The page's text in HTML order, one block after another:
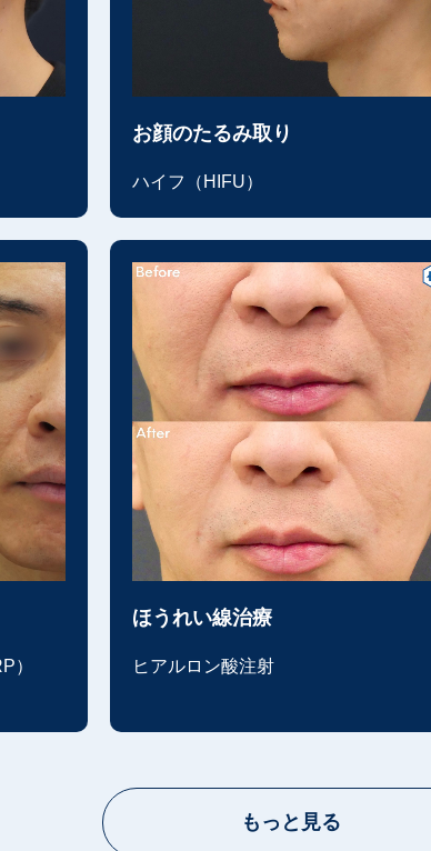
お顔のたるみ取り
ハイフ（HIFU）
）
ほうれい線治療
ヒアルロン酸注射
もっと見る